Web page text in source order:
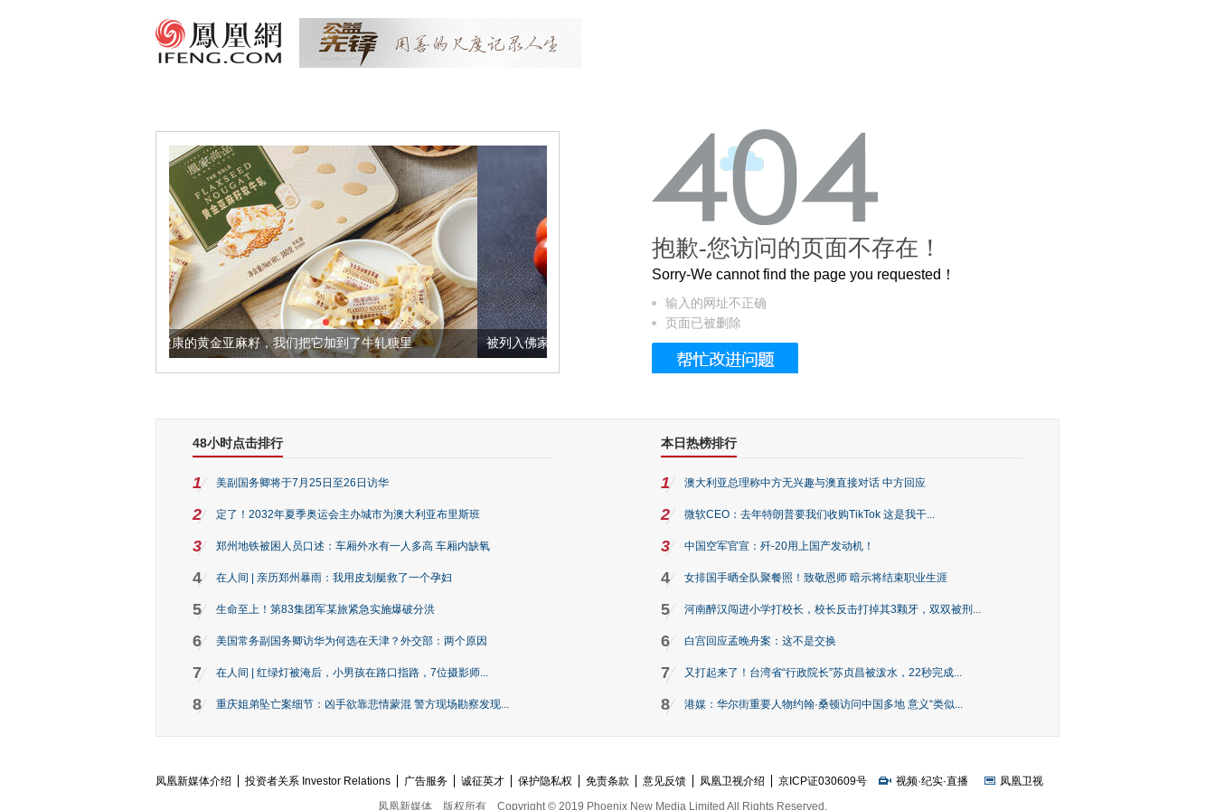
让身体更健康的黄金亚麻籽，我们把它加到了牛轧糖里 被列入佛家七宝的它到底有多美？ 这个3.2米的长卷，还原了600岁的紫禁城
抱歉-您访问的页面不存在！
Sorry-We cannot find the page you requested！
输入的网址不正确
页面已被删除
48小时点击排行
1 美副国务卿将于7月25日至26日访华
2 定了！2032年夏季奥运会主办城市为澳大利亚布里斯班
3 郑州地铁被困人员口述：车厢外水有一人多高 车厢内缺氧
4 在人间 | 亲历郑州暴雨：我用皮划艇救了一个孕妇
5 生命至上！第83集团军某旅紧急实施爆破分洪
6 美国常务副国务卿访华为何选在天津？外交部：两个原因
7 在人间 | 红绿灯被淹后，小男孩在路口指路，7位摄影师...
8 重庆姐弟坠亡案细节：凶手欲靠悲情蒙混 警方现场勘察发现...
本日热榜排行
1 澳大利亚总理称中方无兴趣与澳直接对话 中方回应
2 微软CEO：去年特朗普要我们收购TikTok 这是我干...
3 中国空军官宣：歼-20用上国产发动机！
4 女排国手晒全队聚餐照！致敬恩师 暗示将结束职业生涯
5 河南醉汉闯进小学打校长，校长反击打掉其3颗牙，双双被刑...
6 白宫回应孟晚舟案：这不是交换
7 又打起来了！台湾省“行政院长”苏贞昌被泼水，22秒完成...
8 港媒：华尔街重要人物约翰·桑顿访问中国多地 意义“类似...
凤凰新媒体介绍 投资者关系 Investor Relations 广告服务 诚征英才 保护隐私权 免责条款 意见反馈 凤凰卫视介绍 京ICP证030609号 视频·纪实·直播
凤凰卫视
凤凰新媒体
版权所有 Copyright © 2019 Phoenix New Media Limited All Rights Reserved.